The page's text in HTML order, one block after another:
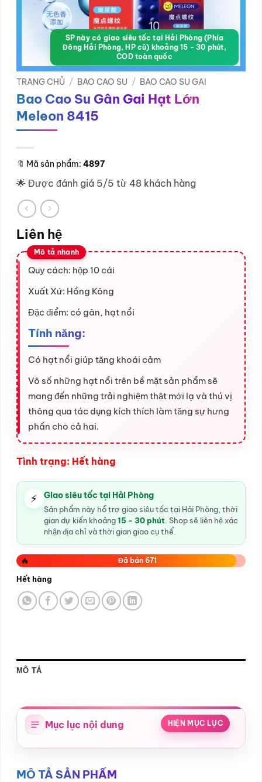
SP này có giao siêu tốc tại Hải Phòng (Phía
Đông Hải Phòng, HP cũ) khoảng 15 - 30 phút,
COD toàn quốc
TRANG CHỦ / BAO CAO SU / BAO CAO SU GAI
Bao Cao Su Gân Gai Hạt Lớn
Meleon 8415
🔖 Mã sản phẩm: 4897
🌟 Được đánh giá 5/5 từ 48 khách hàng
Liên hệ
Quy cách: hộp 10 cái
Xuất Xứ: Hồng Kông
Đặc điểm: có gân, hạt nổi
Tính năng:
Có hạt nổi giúp tăng khoái cảm
Vô số những hạt nổi trên bề mặt sản phẩm sẽ
mang đến những trải nghiệm thật mới lạ và thú vị
thông qua tác dụng kích thích làm tăng sự hưng
phấn cho cả hai.
Tình trạng: Hết hàng
⚡ Giao siêu tốc tại Hải Phòng
Sản phẩm này hỗ trợ giao siêu tốc tại Hải Phòng, thời
gian dự kiến khoảng15 - 30 phút . Shop sẽ liên hệ xác
nhận địa chỉ và thời gian giao cụ thể.
🔥 Đã bán 671
Hết hàng
MÔ TẢ
Mục lục nội dung HIỆN MỤC LỤC
MÔ TẢ SẢN PHẨM